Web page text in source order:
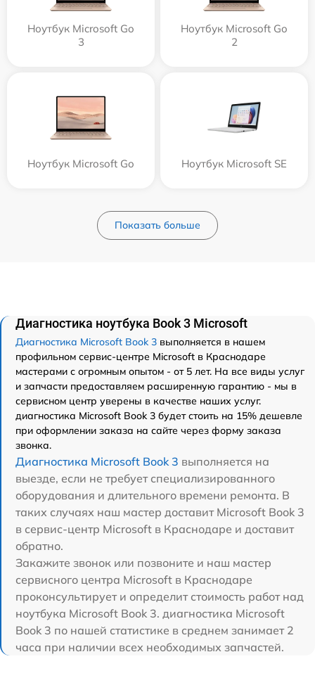
Ноутбук Microsoft Go
3
Ноутбук Microsoft Go
2
Ноутбук Microsoft Go Ноутбук Microsoft SE
Показать больше
Диагностика ноутбука Book 3 Microsoft
Диагностика Microsoft Book 3 выполняется в нашем
профильном сервис-центре Microsoft в Краснодаре
мастерами с огромным опытом - от 5 лет. На все виды услуг
и запчасти предоставляем расширенную гарантию - мы в
сервисном центр уверены в качестве наших услуг.
диагностика Microsoft Book 3 будет стоить на 15% дешевле
при оформлении заказа на сайте через форму заказа
звонка.
Диагностика Microsoft Book 3 выполняется на
выезде, если не требует специализированного
оборудования и длительного времени ремонта. В
таких случаях наш мастер доставит Microsoft Book 3
в сервис-центр Microsoft в Краснодаре и доставит
обратно.
Закажите звонок или позвоните и наш мастер
сервисного центра Microsoft в Краснодаре
проконсультирует и определит стоимость работ над
ноутбука Microsoft Book 3. диагностика Microsoft
Book 3 по нашей статистике в среднем занимает 2
часа при наличии всех необходимых запчастей.